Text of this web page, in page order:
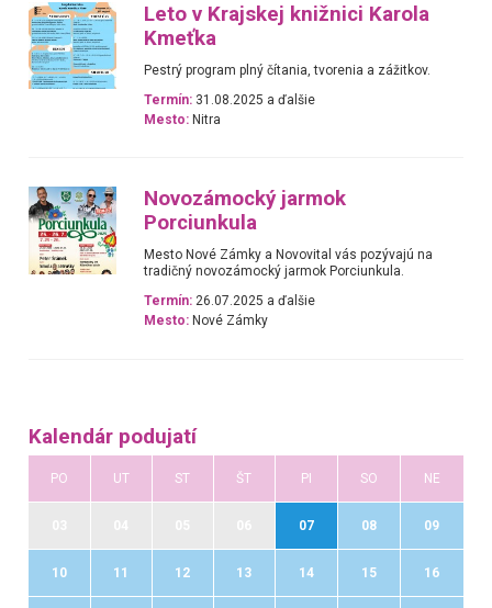
Leto v Krajskej knižnici Karola
Kmeťka
Pestrý program plný čítania, tvorenia a zážitkov.
Termín: 31.08.2025 a ďalšie
Mesto: Nitra
Novozámocký jarmok
Porciunkula
Mesto Nové Zámky a Novovital vás pozývajú na
tradičný novozámocký jarmok Porciunkula.
Termín: 26.07.2025 a ďalšie
Mesto: Nové Zámky
Kalendár podujatí
PO UT ST ŠT PI SO NE
07 08 09
10 11 12 13 14 15 16